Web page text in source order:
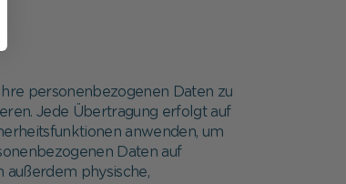
personenbezogenen Daten zu
Jede Übertragung erfolgt auf
anwenden, um
Daten auf
außerdem physische,